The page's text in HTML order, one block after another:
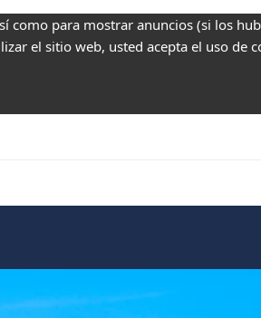
como para mostrar anuncios (si los
el sitio web, usted acepta el uso de